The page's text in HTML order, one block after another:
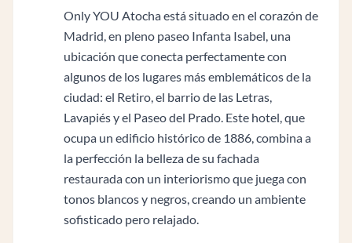
Only YOU Atocha está situado en el corazón de
Madrid, en pleno paseo Infanta Isabel, una
ubicación que conecta perfectamente con
algunos de los lugares más emblemáticos de la
ciudad: el Retiro, el barrio de las Letras,
Lavapiés y el Paseo del Prado. Este hotel, que
ocupa un edificio histórico de 1886, combina a
la perfección la belleza de su fachada
restaurada con un interiorismo que juega con
tonos blancos y negros, creando un ambiente
sofisticado pero relajado.